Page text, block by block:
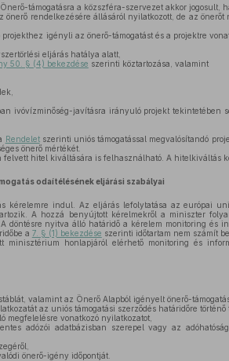
támogatásra a közszféra-szervezet akkor jogosult,
önerő rendelkezésére állásáról nyilatkozott, de az önerőt
igényli az önerő-támogatást és a projektre
eljárás hatálya alatt,
50. § (4) bekezdése szerinti köztartozása, valamint
ivóvízminőség-javításra irányuló projekt tekintetében
Rendeletszerinti uniós támogatással megvalósítandó
önerő mértékét.
hitel kiváltására is felhasználható. A hitelkiváltás
odaítélésének eljárási szabályai
kérelemre indul. Az eljárás lefolytatása az európai
A hozzá benyújtott kérelmekről a miniszter
döntésre nyitva álló határidő a kérelem monitoring és
a 7. § (1) bekezdése szerinti időtartam nem számít
honlapjáról elérhető monitoring és
valamint az Önerő Alapból igényelt önerő-támogatás
az uniós támogatási szerződés határidőre történő
megfelelésre vonatkozó nyilatkozatot,
adózói adatbázisban szerepel vagy az
önerő-igény időpontját.